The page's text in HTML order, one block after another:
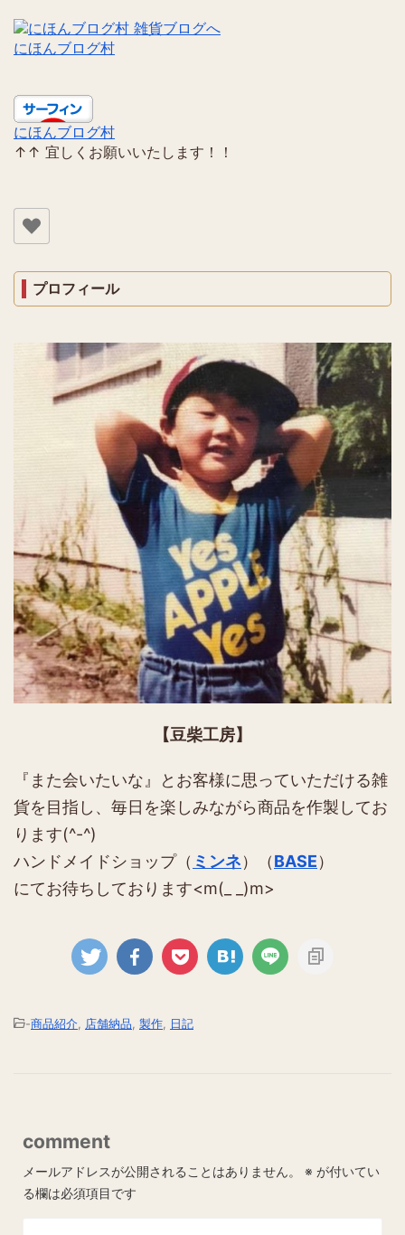
にほんブログ村
にほんブログ村
↑↑ 宜しくお願いいたします！！
プロフィール
【豆柴工房】
『また会いたいな』とお客様に思っていただける雑
貨を目指し、毎日を楽しみながら商品を作製してお
ります(^-^)
ハンドメイドショップ（ ミンネ）（BASE）
にてお待ちしております<m(_ _)m>
-商品紹介 店舗納品 製作 日記
comment
メールアドレスが公開されることはありません。 ※ が付いてい
る欄は必須項目です